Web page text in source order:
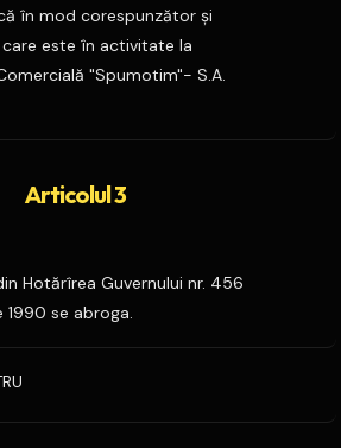
în mod corespunzător şi
este în activitate la
"Spumotim"- S.A.
Articolul 3
Hotărîrea Guvernului nr. 456
1990 se abroga.